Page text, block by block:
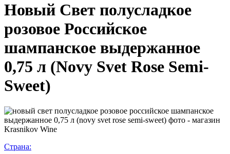
Новый Свет полусладкое
розовое Российское
шампанское выдержанное
0,75 л (Novy Svet Rose Semi-
Sweet)
Страна: